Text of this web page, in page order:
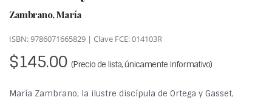
Zambrano, María
ISBN: 9786071665829 | Clave FCE: 014103R
$145.00 (Precio de lista, únicamente informativo)
María Zambrano, la ilustre discípula de Ortega y Gasset,